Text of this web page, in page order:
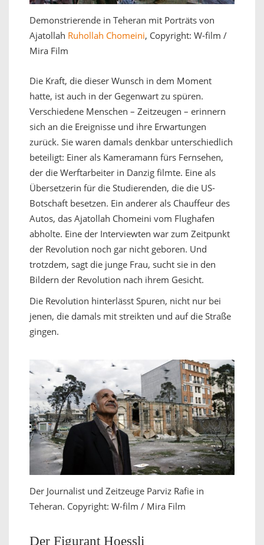
Demonstrierende in Teheran mit Porträts von
Ajatollah Ruhollah Chomeini, Copyright: W-film /
Mira Film
Die Kraft, die dieser Wunsch in dem Moment
hatte, ist auch in der Gegenwart zu spüren.
Verschiedene Menschen – Zeitzeugen – erinnern
sich an die Ereignisse und ihre Erwartungen
zurück. Sie waren damals denkbar unterschiedlich
beteiligt: Einer als Kameramann fürs Fernsehen,
der die Werftarbeiter in Danzig filmte. Eine als
Übersetzerin für die Studierenden, die die US-
Botschaft besetzen. Ein anderer als Chauffeur des
Autos, das Ajatollah Chomeini vom Flughafen
abholte. Eine der Interviewten war zum Zeitpunkt
der Revolution noch gar nicht geboren. Und
trotzdem, sagt die junge Frau, sucht sie in den
Bildern der Revolution nach ihrem Gesicht.
Die Revolution hinterlässt Spuren, nicht nur bei
jenen, die damals mit streikten und auf die Straße
gingen.
Der Journalist und Zeitzeuge Parviz Rafie in
Teheran. Copyright: W-film / Mira Film
Der Figurant Hoessli